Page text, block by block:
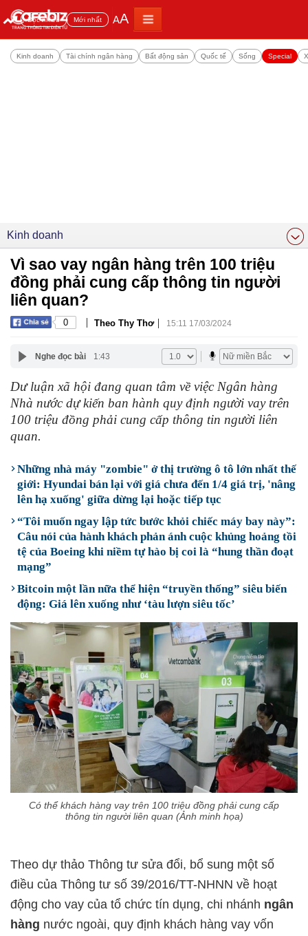
Đọc nhiều Mới nhất AA
Kinh doanh Tài chính ngân hàng Bất động sản Quốc tế Sống Special
Kinh doanh
Vì sao vay ngân hàng trên 100 triệu
đồng phải cung cấp thông tin người
liên quan?
0 | Theo Thy Thơ | 15:11 17/03/2024
Nghe đọc bài 1:43
Dư luận xã hội đang quan tâm về việc Ngân hàng
Nhà nước dự kiến ban hành quy định người vay trên
100 triệu đồng phải cung cấp thông tin người liên
quan.
Những nhà máy "zombie" ở thị trường ô tô lớn nhất thế
giới: Hyundai bán lại với giá chưa đến 1/4 giá trị, 'nâng
lên hạ xuống' giữa dừng lại hoặc tiếp tục
“Tôi muốn ngay lập tức bước khỏi chiếc máy bay này”:
Câu nói của hành khách phản ánh cuộc khủng hoảng tồi
tệ của Boeing khi niềm tự hào bị coi là “hung thần đoạt
mạng”
Bitcoin một lần nữa thể hiện “truyền thống” siêu biến
động: Giá lên xuống như ‘tàu lượn siêu tốc’
Có thể khách hàng vay trên 100 triệu đồng phải cung cấp
thông tin người liên quan (Ảnh minh họa)
Theo dự thảo Thông tư sửa đổi, bổ sung một số
điều của Thông tư số 39/2016/TT-NHNN về hoạt
động cho vay của tổ chức tín dụng, chi nhánh ngân
hàng nước ngoài, quy định khách hàng vay vốn